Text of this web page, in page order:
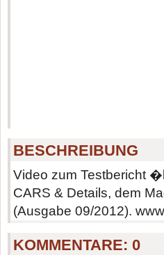
BESCHREIBUNG
Video zum Testbericht
CARS & Details, dem
(Ausgabe 09/2012).
KOMMENTARE:0